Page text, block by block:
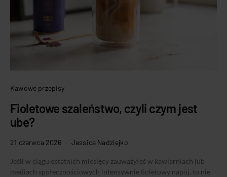
Kawowe przepisy
Fioletowe szaleństwo, czyli czym jest
ube?
21 czerwca 2026 Jessica Nadziejko
Jeśli w ciągu ostatnich miesięcy zauważyłeś w kawiarniach lub
mediach społecznościowych intensywnie fioletowy napój, to nie